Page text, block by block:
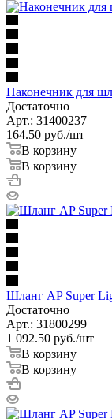
Наконечник для
Достаточно
Арт.: 31400237
164.50 руб./шт
В корзину
В корзину
Шланг AP Super
Достаточно
Арт.: 31800299
1 092.50 руб./шт
В корзину
В корзину